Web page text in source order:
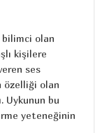
bilimci olan
kişilere
ses
özelliği olan
Uykunun bu
yeteneğinin